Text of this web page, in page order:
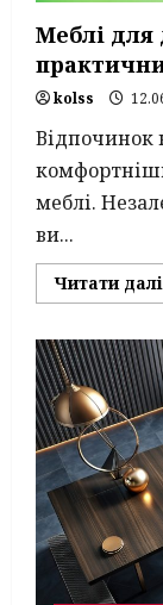
Меблі для
kolss
Відпочинок
меблі.
ви...
Читати далі